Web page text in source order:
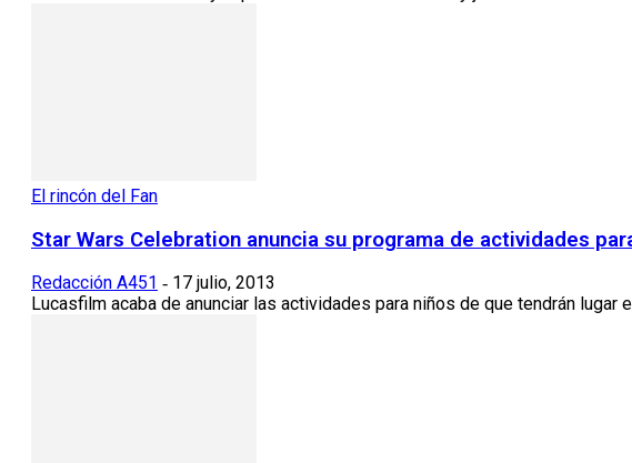
El rincón del Fan
Star Wars Celebration anuncia su programa de actividades
Redacción A451 - 17 julio, 2013
Lucasfilm acaba de anunciar las actividades para niños de que tendrán lugar